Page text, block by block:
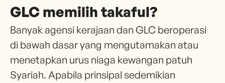
GLC memilih takaful?
Banyak agensi kerajaan dan GLC beroperasi
di bawah dasar yang mengutamakan atau
menetapkan urus niaga kewangan patuh
Syariah. Apabila prinsipal sedemikian